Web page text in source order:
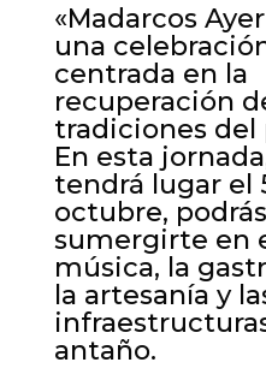
«Madarcos
una
centrada en la
recuperación
tradiciones del
En esta
tendrá lugar el
octubre, podrás
sumergirte en
música, la
la artesanía y
antaño.